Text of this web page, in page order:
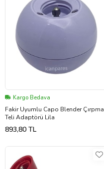
Kargo Bedava
Fakir Uyumlu Capo Blender Çırpma
Teli Adaptörü Lila
893,80 TL